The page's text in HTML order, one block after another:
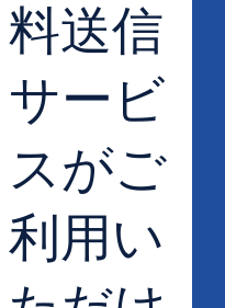
料送信
サービ
スがご
利用い